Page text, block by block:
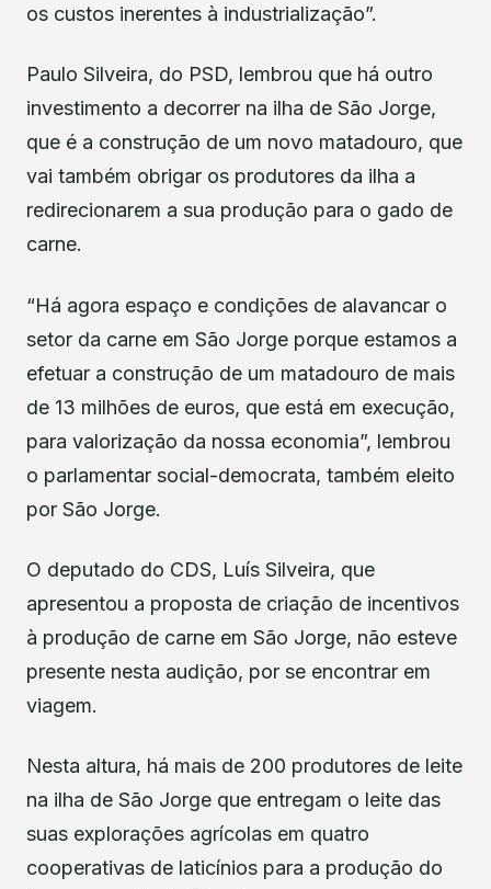
os custos inerentes à industrialização”.
Paulo Silveira, do PSD, lembrou que há outro
investimento a decorrer na ilha de São Jorge,
que é a construção de um novo matadouro, que
vai também obrigar os produtores da ilha a
redirecionarem a sua produção para o gado de
carne.
“Há agora espaço e condições de alavancar o
setor da carne em São Jorge porque estamos a
efetuar a construção de um matadouro de mais
de 13 milhões de euros, que está em execução,
para valorização da nossa economia”, lembrou
o parlamentar social-democrata, também eleito
por São Jorge.
O deputado do CDS, Luís Silveira, que
apresentou a proposta de criação de incentivos
à produção de carne em São Jorge, não esteve
presente nesta audição, por se encontrar em
viagem.
Nesta altura, há mais de 200 produtores de leite
na ilha de São Jorge que entregam o leite das
suas explorações agrícolas em quatro
cooperativas de laticínios para a produção do